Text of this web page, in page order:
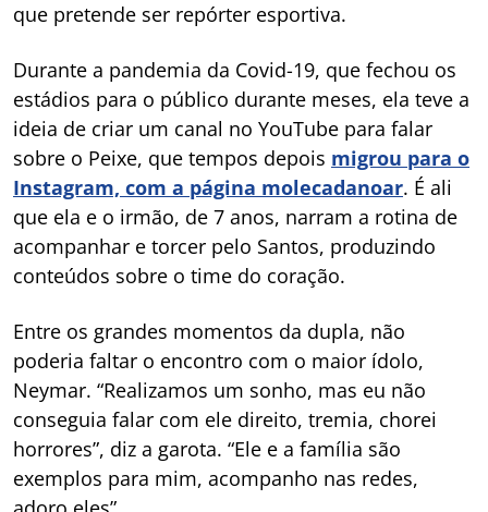
que pretende ser repórter esportiva.
Durante a pandemia da Covid-19, que fechou os
estádios para o público durante meses, ela teve a
ideia de criar um canal no YouTube para falar
sobre o Peixe, que tempos depois migrou para o
Instagram, com a página molecadanoar. É ali
que ela e o irmão, de 7 anos, narram a rotina de
acompanhar e torcer pelo Santos, produzindo
conteúdos sobre o time do coração.
Entre os grandes momentos da dupla, não
poderia faltar o encontro com o maior ídolo,
Neymar. “Realizamos um sonho, mas eu não
conseguia falar com ele direito, tremia, chorei
horrores”, diz a garota. “Ele e a família são
exemplos para mim, acompanho nas redes,